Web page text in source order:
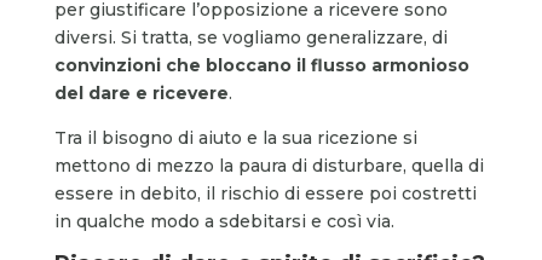
per giustificare l’opposizione a ricevere sono
diversi. Si tratta, se vogliamo generalizzare, di
convinzioni che bloccano il flusso armonioso
del dare e ricevere.
Tra il bisogno di aiuto e la sua ricezione si
mettono di mezzo la paura di disturbare, quella di
essere in debito, il rischio di essere poi costretti
in qualche modo a sdebitarsi e così via.